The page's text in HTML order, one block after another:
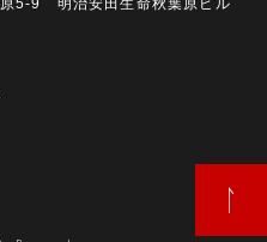
5-9 明治安田生命秋葉原ビル